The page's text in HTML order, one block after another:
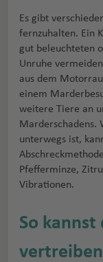
Es gibt
fernzuhalten. Ein
gut beleuchteten
Unruhe
aus dem
einem
weitere Tiere an
Marderschadens.
unterwegs ist,
Pfefferminze,
Vibrationen.
So
vertreiben